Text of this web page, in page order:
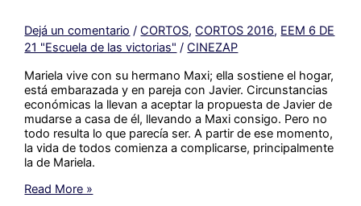
Dejá un comentario /CORTOS,CORTOS 2016, EEM 6 DE
21 "Escuela de las victorias" /CINEZAP
Mariela vive con su hermano Maxi; ella sostiene el hogar,
está embarazada y en pareja con Javier. Circunstancias
económicas la llevan a aceptar la propuesta de Javier de
mudarse a casa de él, llevando a Maxi consigo. Pero no
todo resulta lo que parecía ser. A partir de ese momento,
la vida de todos comienza a complicarse, principalmente
la de Mariela.
#118_
Read More »